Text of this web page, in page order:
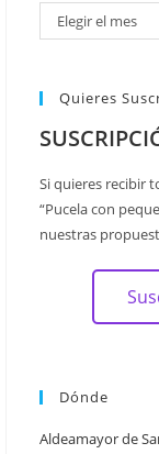
Elegir el mes
Quieres
Si quieres recibir
“Pucela con
nuestras
Dónde
Aldeamayor de